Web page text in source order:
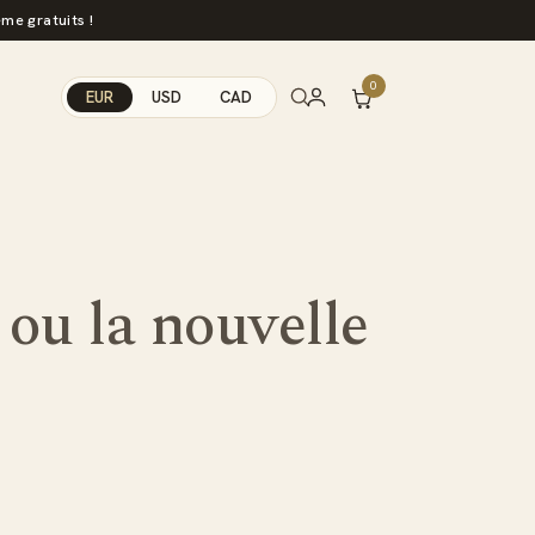
gratuits !
EUR USD CAD
0
la nouvelle